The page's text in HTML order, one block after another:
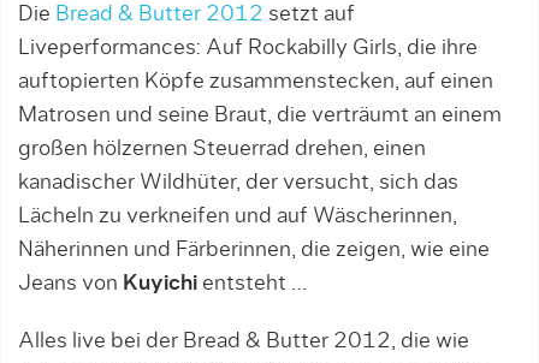
Die Bread & Butter 2012 setzt auf
Liveperformances: Auf Rockabilly Girls, die ihre
auftopierten Köpfe zusammenstecken, auf einen
Matrosen und seine Braut, die verträumt an einem
großen hölzernen Steuerrad drehen, einen
kanadischer Wildhüter, der versucht, sich das
Lächeln zu verkneifen und auf Wäscherinnen,
Näherinnen und Färberinnen, die zeigen, wie eine
Jeans von Kuyichi entsteht …
Alles live bei der Bread & Butter 2012, die wie